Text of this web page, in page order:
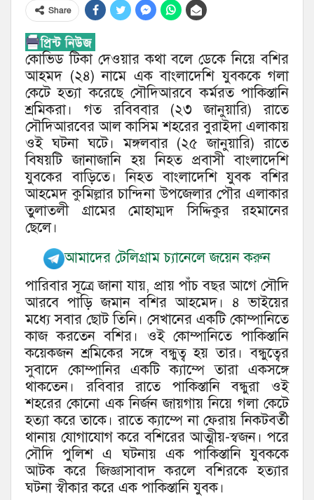
Share
কোভিড টিকা দেওয়ার কথা বলে ডেকে নিয়ে বশির
আহমদ (২৪) নামে এক বাংলাদেশি যুবককে গলা
কেটে হত্যা করেছে সৌদিআরবে কর্মরত পাকিস্তানি
শ্রমিকরা। গত রবিববার (২৩ জানুয়ারি) রাতে
সৌদিআরবের আল কাসিম শহরের বুরাইদা এলাকায়
ওই ঘটনা ঘটে। মঙ্গলবার (২৫ জানুয়ারি) রাতে
বিষয়টি জানাজানি হয় নিহত প্রবাসী বাংলাদেশি
যুবকের বাড়িতে। নিহত বাংলাদেশি যুবক বশির
আহমেদ কুমিল্লার চান্দিনা উপজেলার পৌর এলাকার
তুলাতলী গ্রামের মোহাম্মদ সিদ্দিকুর রহমানের
ছেলে।
আমাদের টেলিগ্রাম চ্যানেলে জয়েন করুন
পারিবার সূত্রে জানা যায়, প্রায় পাঁচ বছর আগে সৌদি
আরবে পাড়ি জমান বশির আহমেদ। ৪ ভাইয়ের
মধ্যে সবার ছোট তিনি। সেখানের একটি কোম্পানিতে
কাজ করতেন বশির। ওই কোম্পানিতে পাকিস্তানি
কয়েকজন শ্রমিকের সঙ্গে বন্ধুত্ব হয় তার। বন্ধুত্বের
সুবাদে কোম্পানির একটি ক্যাম্পে তারা একসঙ্গে
থাকতেন। রবিবার রাতে পাকিস্তানি বন্ধুরা ওই
শহরের কোনো এক নির্জন জায়গায় নিয়ে গলা কেটে
হত্যা করে তাকে। রাতে ক্যাম্পে না ফেরায় নিকটবর্তী
থানায় যোগাযোগ করে বশিরের আত্মীয়-স্বজন। পরে
সৌদি পুলিশ এ ঘটনায় এক পাকিস্তানি যুবককে
আটক করে জিজ্ঞাসাবাদ করলে বশিরকে হত্যার
ঘটনা স্বীকার করে এক পাকিস্তানি যুবক।